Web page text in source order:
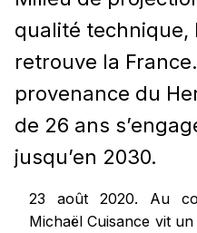
qualité technique,
retrouve la
provenance du
de 26 ans
jusqu’en 2030.
23 août 2020. Au
Michaël Cuisance vit